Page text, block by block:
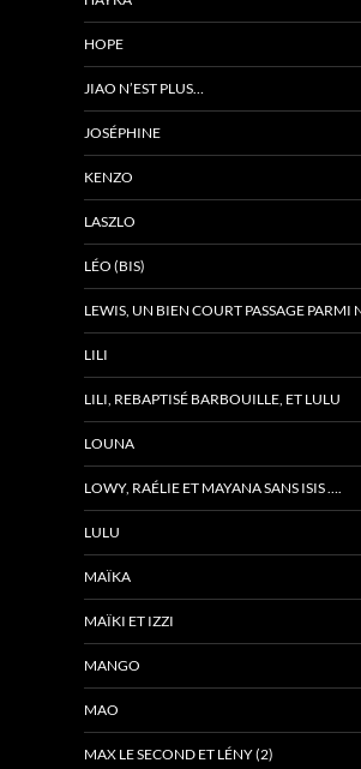
HOPE
JIAO N’EST PLUS…
JOSÉPHINE
KENZO
LASZLO
LÉO (BIS)
LEWIS, UN BIEN COURT PASSAGE PARMI
LILI
LILI, REBAPTISÉ BARBOUILLE, ET LULU
LOUNA
LOWY, RAÉLIE ET MAYANA SANS ISIS ….
LULU
MAÏKA
MAÏKI ET IZZI
MANGO
MAO
MAX LE SECOND ET LÉNY (2)